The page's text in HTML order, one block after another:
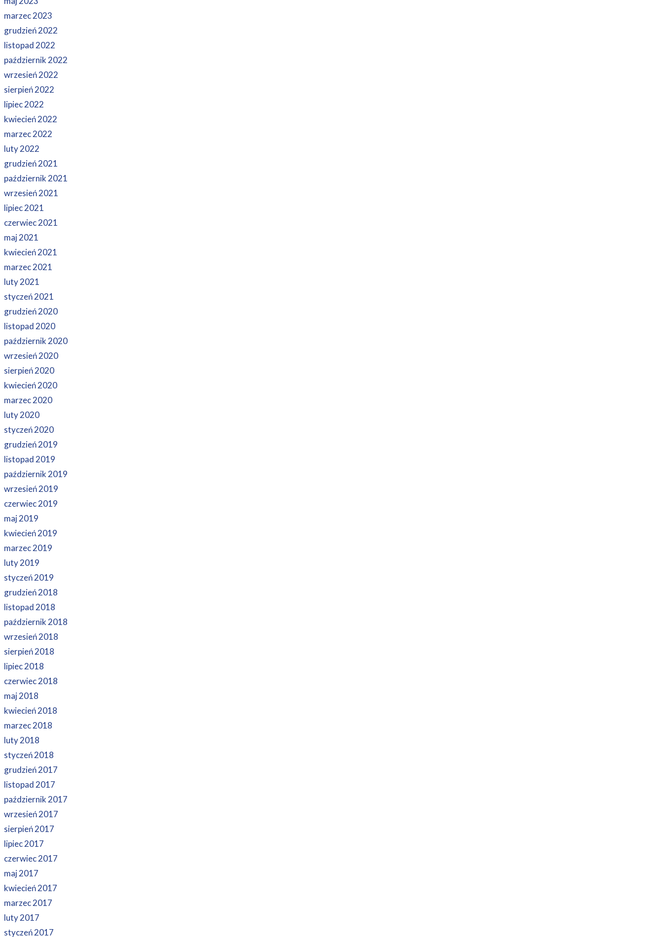
marzec 2023
grudzień 2022
listopad 2022
październik 2022
wrzesień 2022
sierpień 2022
lipiec 2022
kwiecień 2022
marzec 2022
luty 2022
grudzień 2021
październik 2021
wrzesień 2021
lipiec 2021
czerwiec 2021
maj 2021
kwiecień 2021
marzec 2021
luty 2021
styczeń 2021
grudzień 2020
listopad 2020
październik 2020
wrzesień 2020
sierpień 2020
kwiecień 2020
marzec 2020
luty 2020
styczeń 2020
grudzień 2019
listopad 2019
październik 2019
wrzesień 2019
czerwiec 2019
maj 2019
kwiecień 2019
marzec 2019
luty 2019
styczeń 2019
grudzień 2018
listopad 2018
październik 2018
wrzesień 2018
sierpień 2018
lipiec 2018
czerwiec 2018
maj 2018
kwiecień 2018
marzec 2018
luty 2018
styczeń 2018
grudzień 2017
listopad 2017
październik 2017
wrzesień 2017
sierpień 2017
lipiec 2017
czerwiec 2017
maj 2017
kwiecień 2017
marzec 2017
luty 2017
styczeń 2017